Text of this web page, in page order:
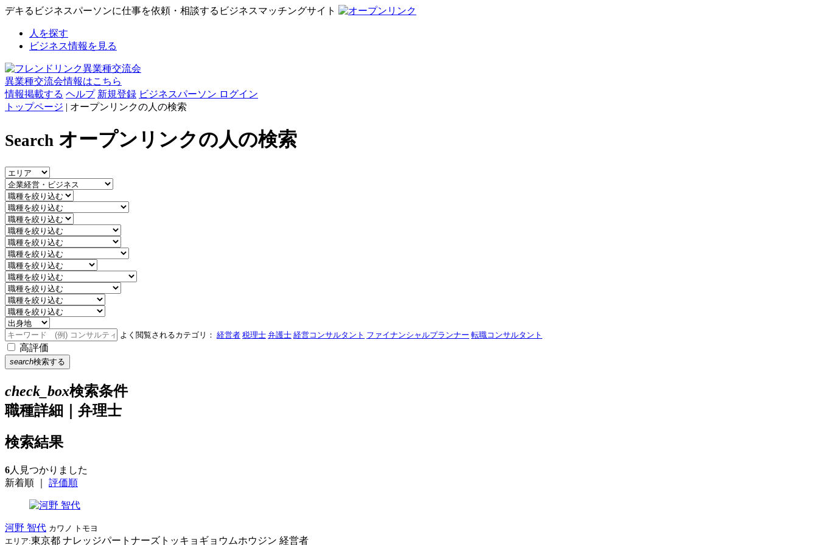
デキるビジネスパーソンに仕事を依頼・相談するビジネスマッチングサイト
人を探す
ビジネス情報を見る
異業種交流会情報はこちら
情報掲載する ヘルプ 新規登録 ビジネスパーソン ログイン
トップページ | オープンリンクの人の検索
Search オープンリンクの人の検索
よく閲覧されるカテゴリ： 経営者 税理士 弁護士 経営コンサルタント ファイナンシャルプランナー 転職コンサルタント
高評価
search検索する
check_box検索条件
職種詳細｜弁理士
検索結果
6人見つかりました
新着順
評価順
河野 智代 カワノ トモヨ
エリア:東京都 ナレッジパートナーズトッキョギョウムホウジン 経営者